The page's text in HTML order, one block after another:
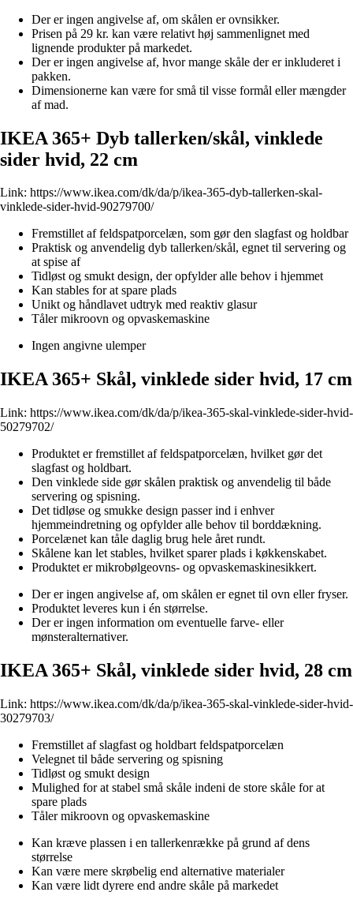
Der er ingen angivelse af, om skålen er ovnsikker.
Prisen på 29 kr. kan være relativt høj sammenlignet med
lignende produkter på markedet.
Der er ingen angivelse af, hvor mange skåle der er inkluderet i
pakken.
Dimensionerne kan være for små til visse formål eller mængder
af mad.
IKEA 365+ Dyb tallerken/skål, vinklede
sider hvid, 22 cm
Link: https://www.ikea.com/dk/da/p/ikea-365-dyb-tallerken-skal-
vinklede-sider-hvid-90279700/
Fremstillet af feldspatporcelæn, som gør den slagfast og holdbar
Praktisk og anvendelig dyb tallerken/skål, egnet til servering og
at spise af
Tidløst og smukt design, der opfylder alle behov i hjemmet
Kan stables for at spare plads
Unikt og håndlavet udtryk med reaktiv glasur
Tåler mikroovn og opvaskemaskine
Ingen angivne ulemper
IKEA 365+ Skål, vinklede sider hvid, 17 cm
Link: https://www.ikea.com/dk/da/p/ikea-365-skal-vinklede-sider-hvid-
50279702/
Produktet er fremstillet af feldspatporcelæn, hvilket gør det
slagfast og holdbart.
Den vinklede side gør skålen praktisk og anvendelig til både
servering og spisning.
Det tidløse og smukke design passer ind i enhver
hjemmeindretning og opfylder alle behov til borddækning.
Porcelænet kan tåle daglig brug hele året rundt.
Skålene kan let stables, hvilket sparer plads i køkkenskabet.
Produktet er mikrobølgeovns- og opvaskemaskinesikkert.
Der er ingen angivelse af, om skålen er egnet til ovn eller fryser.
Produktet leveres kun i én størrelse.
Der er ingen information om eventuelle farve- eller
mønsteralternativer.
IKEA 365+ Skål, vinklede sider hvid, 28 cm
Link: https://www.ikea.com/dk/da/p/ikea-365-skal-vinklede-sider-hvid-
30279703/
Fremstillet af slagfast og holdbart feldspatporcelæn
Velegnet til både servering og spisning
Tidløst og smukt design
Mulighed for at stabel små skåle indeni de store skåle for at
spare plads
Tåler mikroovn og opvaskemaskine
Kan kræve plassen i en tallerkenrække på grund af dens
størrelse
Kan være mere skrøbelig end alternative materialer
Kan være lidt dyrere end andre skåle på markedet